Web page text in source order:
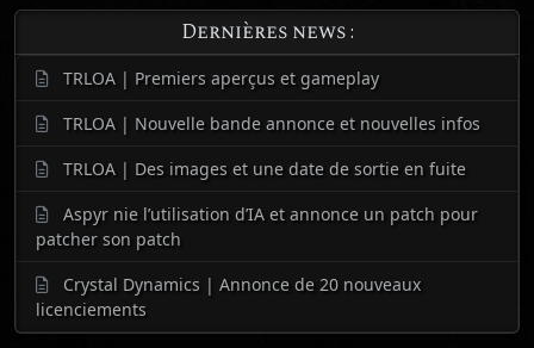
Dernières news :
TRLOA | Premiers aperçus et gameplay
TRLOA | Nouvelle bande annonce et nouvelles infos
TRLOA | Des images et une date de sortie en fuite
Aspyr nie l’utilisation d’IA et annonce un patch pour
patcher son patch
Crystal Dynamics | Annonce de 20 nouveaux
licenciements